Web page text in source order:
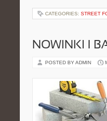
CATEGORIES: STREET
NOWINKI I
POSTED BY ADMIN